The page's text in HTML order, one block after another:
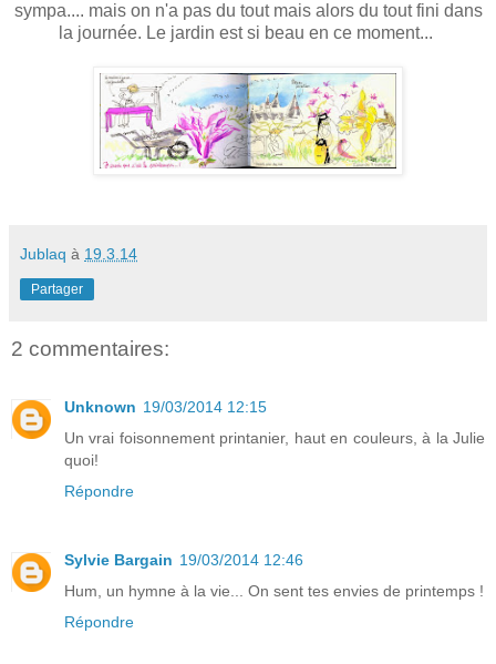
sympa.... mais on n'a pas du tout mais alors du tout fini dans
la journée. Le jardin est si beau en ce moment...
Jublaq à 19.3.14
Partager
2 commentaires:
Unknown 19/03/2014 12:15
Un vrai foisonnement printanier, haut en couleurs, à la Julie
quoi!
Répondre
Sylvie Bargain 19/03/2014 12:46
Hum, un hymne à la vie... On sent tes envies de printemps !
Répondre